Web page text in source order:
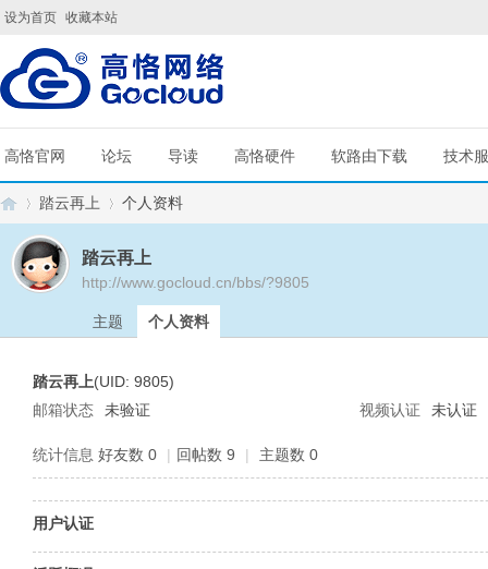
设为首页 收藏本站
高恪官网 论坛 导读 高恪硬件 软路由下载 技术
踏云再上
›
个人资料
踏云再上
http://www.gocloud.cn/bbs/?9805
主题 个人资料
踏云再上(UID: 9805)
邮箱状态
未验证 视频认证 未认证
统计信息 好友数 0 | 回帖数 9 | 主题数 0
用户认证